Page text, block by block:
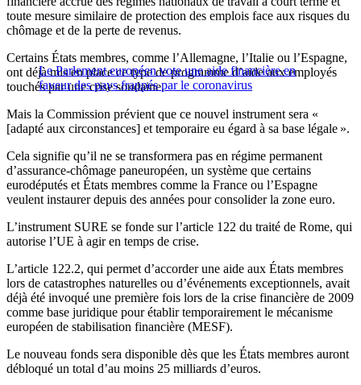
toute mesure similaire de protection des emplois face aux risques du
chômage et de la perte de revenus.
Le Parlement européen vote une aide financière en
faveur des pays frappés par le coronavirus
Certains États membres, comme l’Allemagne, l’Italie ou l’Espagne,
ont déjà mis en place ce type de programme d’aide aux employés
touchés par une crise soudaine.
Mais la Commission prévient que ce nouvel instrument sera «
[adapté aux circonstances] et temporaire eu égard à sa base légale ».
Cela signifie qu’il ne se transformera pas en régime permanent
d’assurance-chômage paneuropéen, un système que certains
eurodéputés et États membres comme la France ou l’Espagne
veulent instaurer depuis des années pour consolider la zone euro.
L’instrument SURE se fonde sur l’article 122 du traité de Rome, qui
autorise l’UE à agir en temps de crise.
L’article 122.2, qui permet d’accorder une aide aux États membres
lors de catastrophes naturelles ou d’événements exceptionnels, avait
déjà été invoqué une première fois lors de la crise financière de 2009
comme base juridique pour établir temporairement le mécanisme
européen de stabilisation financière (MESF).
Le nouveau fonds sera disponible dès que les États membres auront
débloqué un total d’au moins 25 milliards d’euros.